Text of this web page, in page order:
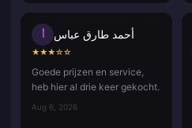
أ أحمد طارق عباس
★★★☆☆
Goede prijzen en service,
heb hier al drie keer gekocht.
Aug 6, 2026